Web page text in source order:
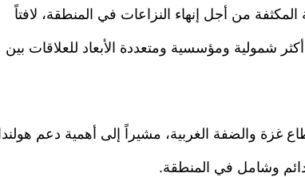
من أجل إنهاء النزاعات في المنطقة، لافتاً
شمولية ومؤسسية ومتعددة الأبعاد للعلاقات بين
غزة والضفة الغربية، مشيراً إلى أهمية دعم هولندا
دائم وشامل في المنطقة.